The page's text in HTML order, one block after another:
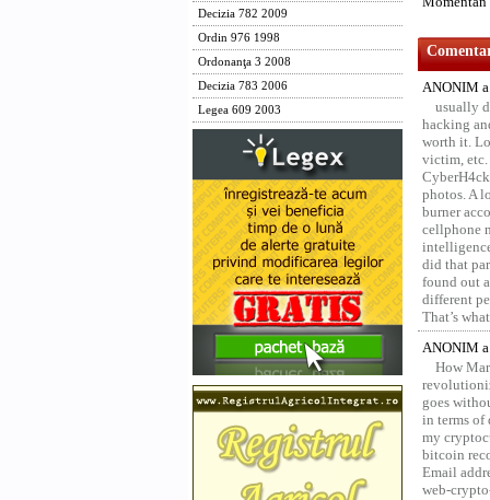
Decizia 782 2009
Ordin 976 1998
Ordonanţa 3 2008
Decizia 783 2006
Legea 609 2003
ANONIM
usually
hacking
worth it.
victim, etc.
photos. A
burner
cellphone
did that
found out
different
That’s
ANONIM
How
goes
in terms of
my
bitcoin
Email
web-